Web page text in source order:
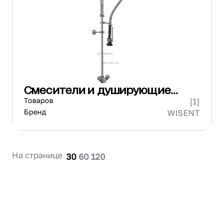
Проектирование
Сервис и монтаж
Доставка и оплата
Гарантия и возврат
Акции
О GRANBAZAR
О нас
Бренды
Смесители и душирующие
устройства
Товаров [1]
Бренд WISENT
На странице 30 60 120